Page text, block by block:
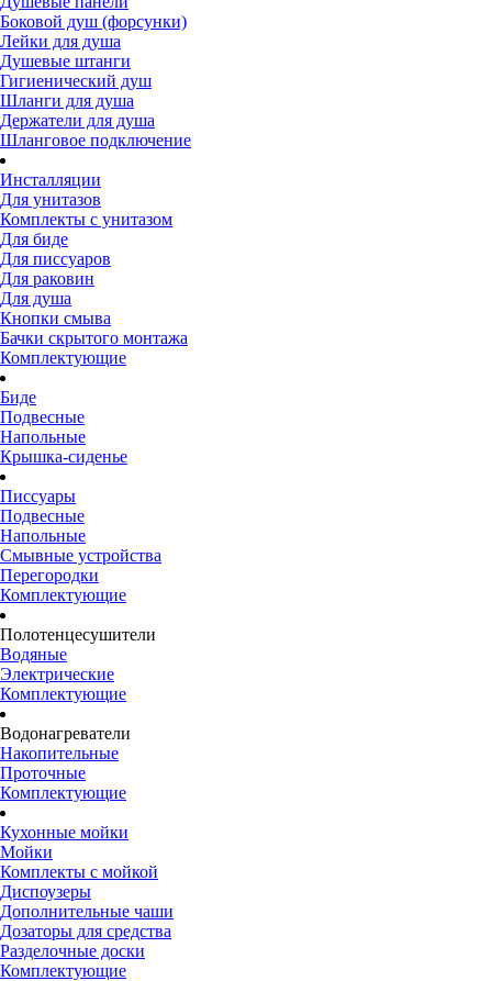
Боковой душ (форсунки)
Лейки для душа
Душевые штанги
Гигиенический душ
Шланги для душа
Держатели для душа
Шланговое подключение
Инсталляции
Для унитазов
Комплекты с унитазом
Для биде
Для писсуаров
Для раковин
Для душа
Кнопки смыва
Бачки скрытого монтажа
Комплектующие
Биде
Подвесные
Напольные
Крышка-сиденье
Писсуары
Подвесные
Напольные
Смывные устройства
Перегородки
Комплектующие
Полотенцесушители
Водяные
Электрические
Комплектующие
Водонагреватели
Накопительные
Проточные
Комплектующие
Кухонные мойки
Мойки
Комплекты с мойкой
Диспоузеры
Дополнительные чаши
Дозаторы для средства
Разделочные доски
Комплектующие